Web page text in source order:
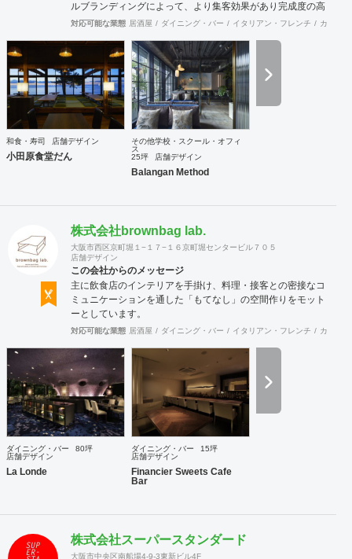
ルブランディングによって、より集客効果があり完成度の高
い店舗計画を行います。商品について、販売方法についてま
りを第一にしています。 お気軽にご相談ください。
対応可能な業態 居酒屋 ダイニング・バー イタリアン・フレンチ カフェ
和食・寿司 店舗デザイン
小田原食堂だん
その他学校・スクール・オフィ
ス
25坪
店舗デザイン
Balangan Method
株式会社brownbag lab.
大阪市西区京町堀１−１７−１６京町堀センタービル７０５
店舗デザイン
この会社からのメッセージ
主に飲食店のインテリアを手掛け、料理・接客との密接なコ
ミュニケーションを通した「もてなし」の空間作りをモット
ーとしています。
対応可能な業態 居酒屋 ダイニング・バー イタリアン・フレンチ カフェ
ダイニング・バー
80坪
店舗デザイン
La Londe
ダイニング・バー
15坪
店舗デザイン
Financier Sweets Cafe
Bar
株式会社スーパースタンダード
大阪市中央区南船場4-9-3東新ビル4F